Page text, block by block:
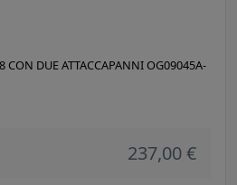
DUE ATTACCAPANNI OG09045A-
237,00 €